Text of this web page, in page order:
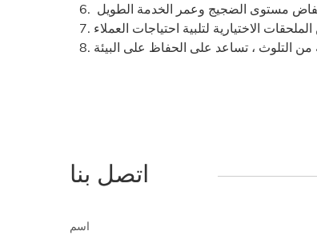
مستوى الضجيج وعمر الخدمة الطويل
اتصل بنا
اسم